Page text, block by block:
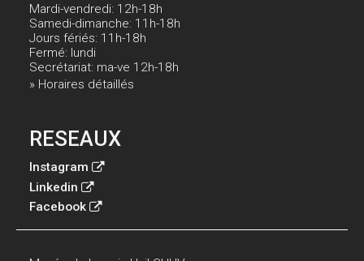
Mardi-vendredi: 12h-18h
Samedi-dimanche: 11h-18h
Jours fériés: 11h-18h
Fermé: lundi
Secrétariat: ma-ve 12h-18h
» Horaires détaillés
RESEAUX
Instagram
Linkedin
Facebook